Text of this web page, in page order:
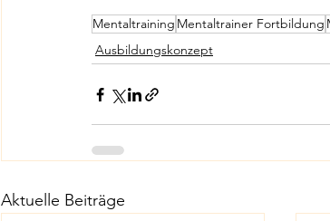
Mentaltraining Mentaltrainer Fortbildung
Ausbildungskonzept
Aktuelle Beiträge